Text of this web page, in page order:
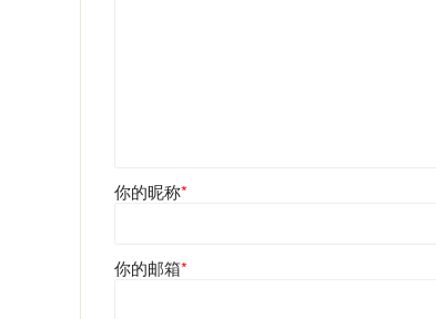
你的昵称*
你的邮箱*